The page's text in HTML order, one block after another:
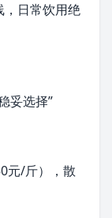
，日常饮用绝
妥选择”
元/斤），散